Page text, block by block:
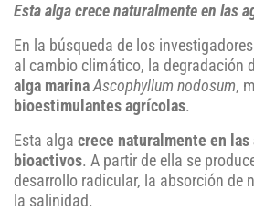
Esta alga crece naturalmente en las
En la búsqueda de los
al cambio climático, la degradación
alga marina Ascophyllum nodosum,
bioestimulantes agrícolas.
Esta alga crece naturalmente en
bioactivos. A partir de ella se
desarrollo radicular, la absorción de
la salinidad.